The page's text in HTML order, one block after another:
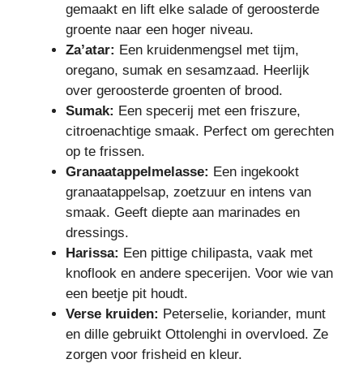
gemaakt en lift elke salade of geroosterde
groente naar een hoger niveau.
Za’atar: Een kruidenmengsel met tijm,
oregano, sumak en sesamzaad. Heerlijk
over geroosterde groenten of brood.
Sumak: Een specerij met een friszure,
citroenachtige smaak. Perfect om gerechten
op te frissen.
Granaatappelmelasse: Een ingekookt
granaatappelsap, zoetzuur en intens van
smaak. Geeft diepte aan marinades en
dressings.
Harissa: Een pittige chilipasta, vaak met
knoflook en andere specerijen. Voor wie van
een beetje pit houdt.
Verse kruiden: Peterselie, koriander, munt
en dille gebruikt Ottolenghi in overvloed. Ze
zorgen voor frisheid en kleur.